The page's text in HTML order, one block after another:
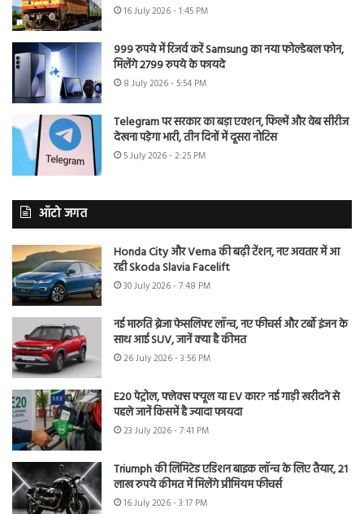
16 July 2026 - 1:45 PM
999 रुपये में रिजर्व करें Samsung का नया फोल्डेबल फोन,
मिलेंगे 2799 रुपये के फायदे
8 July 2026 - 5:54 PM
Telegram पर सरकार का बड़ा एक्शन, फिल्में और वेब सीरीज
देखना पड़ेगा भारी, तीन दिनों में दूसरा नोटिस
5 July 2026 - 2:25 PM
ऑटो जगत
Honda City और Verna की बढ़ी टेंशन, नए अवतार में आ
रही Skoda Slavia Facelift
30 July 2026 - 7:48 PM
नई मारुति ब्रेजा फेसलिफ्ट लॉन्च, नए फीचर्स और टर्बो इंजन के
साथ आई SUV, जानें क्या है कीमत
26 July 2026 - 3:56 PM
E20 पेट्रोल, फ्लेक्स फ्यूल या EV कार? नई गाड़ी खरीदने से
पहले जानें किसमें है ज्यादा फायदा
23 July 2026 - 7:41 PM
Triumph की लिमिटेड एडिशन बाइक लॉन्च के लिए तैयार, 21
लाख रुपये कीमत में मिलेंगे प्रीमियम फीचर्स
16 July 2026 - 3:17 PM